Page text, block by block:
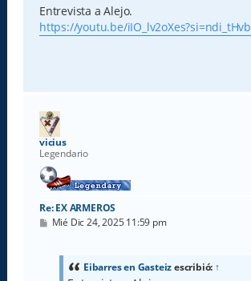
s
a
j
Entrevista a Alejo.
https://youtu.be/
vicius
Legendario
Re: EX ARMEROS
M
Mié Dic 24, 2025 11:59 pm
Eibarres en Gasteizescribió: ↑